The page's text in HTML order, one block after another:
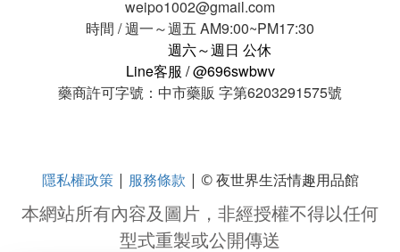
weipo1002@gmail.com
時間 / 週一～週五 AM9:00~PM17:30
週六～週日 公休
Line客服 / @696swbwv
藥商許可字號：中市藥販 字第6203291575號
隱私權政策| 服務條款 | © 夜世界生活情趣用品館
本網站所有內容及圖片，非經授權不得以任何
型式重製或公開傳送